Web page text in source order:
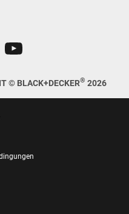
© BLACK+DECKER® 2026